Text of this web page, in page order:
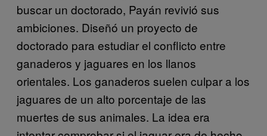
buscar un doctorado, Payán revivió sus
ambiciones. Diseñó un proyecto de
doctorado para estudiar el conflicto entre
ganaderos y jaguares en los llanos
orientales. Los ganaderos suelen culpar a los
jaguares de un alto porcentaje de las
muertes de sus animales. La idea era